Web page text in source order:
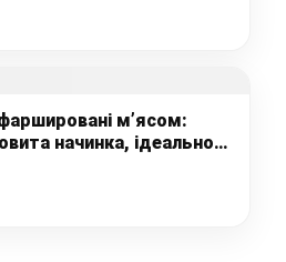
м’ясом:
начинка, ідеально
вечерю